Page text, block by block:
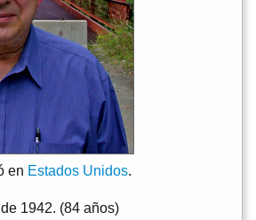
en Estados Unidos.
de 1942. (84 años)